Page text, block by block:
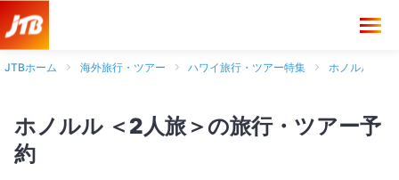
JTBホーム 海外旅行・ツアー ハワイ旅行・ツアー特集 ホノルル旅行
ホノルル ＜2人旅＞の旅行・ツアー予
約